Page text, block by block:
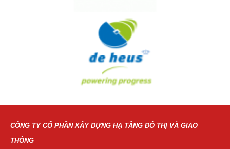
CÔNG TY CỔ PHẦN XÂY DỰNG HẠ TẦNG ĐÔ THỊ VÀ GIAO
THÔNG